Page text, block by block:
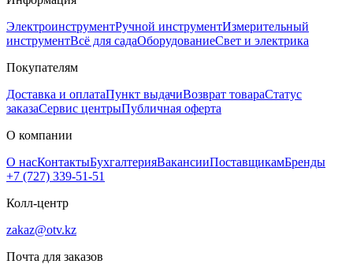
ЭлектроинструментРучной инструментИзмерительный
инструментВсё для садаОборудованиеСвет и электрика
Покупателям
Доставка и оплатаПункт выдачиВозврат товараСтатус
заказаСервис центрыПубличная оферта
О компании
О насКонтактыБухгалтерияВакансииПоставщикамБренды
+7 (727) 339-51-51
Колл-центр
zakaz@otv.kz
Почта для заказов